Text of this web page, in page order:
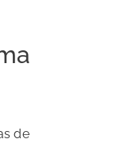
de